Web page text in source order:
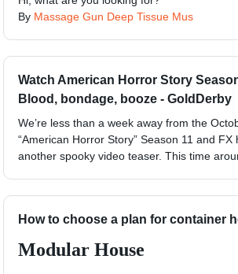
By Massage Gun Deep Tissue Mus
Watch American Horror Story
Blood, bondage, booze - GoldDerby
We’re less than a week away from the
“American Horror Story” Season 11 and FX
another spooky video teaser. This time
How to choose a plan for container
Modular House